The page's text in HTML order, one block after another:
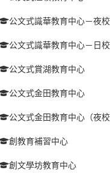
公文式識華教育中心－夜校
公文式識華教育中心－日校
公文式賞湖教育中心
公文式金田教育中心
公文式金田教育中心（夜校
創教育補習中心
創文學坊教育中心